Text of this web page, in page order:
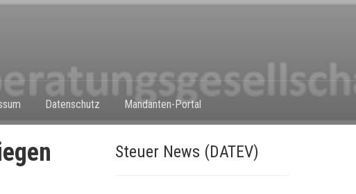
Datenschutz Mandanten-Portal
Steuer News (DATEV)